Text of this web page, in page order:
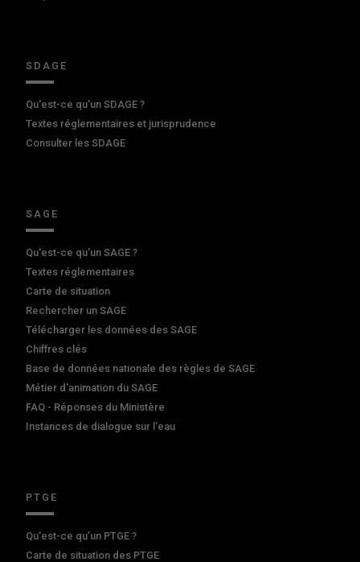
SDAGE
Qu'est-ce qu'un SDAGE ?
Textes réglementaires et jurisprudence
Consulter les SDAGE
SAGE
Qu'est-ce qu'un SAGE ?
Textes réglementaires
Carte de situation
Rechercher un SAGE
Télécharger les données des SAGE
Chiffres clés
Base de données nationale des règles de SAGE
Métier d'animation du SAGE
FAQ - Réponses du Ministère
Instances de dialogue sur l'eau
PTGE
Qu’est-ce qu’un PTGE ?
Carte de situation des PTGE